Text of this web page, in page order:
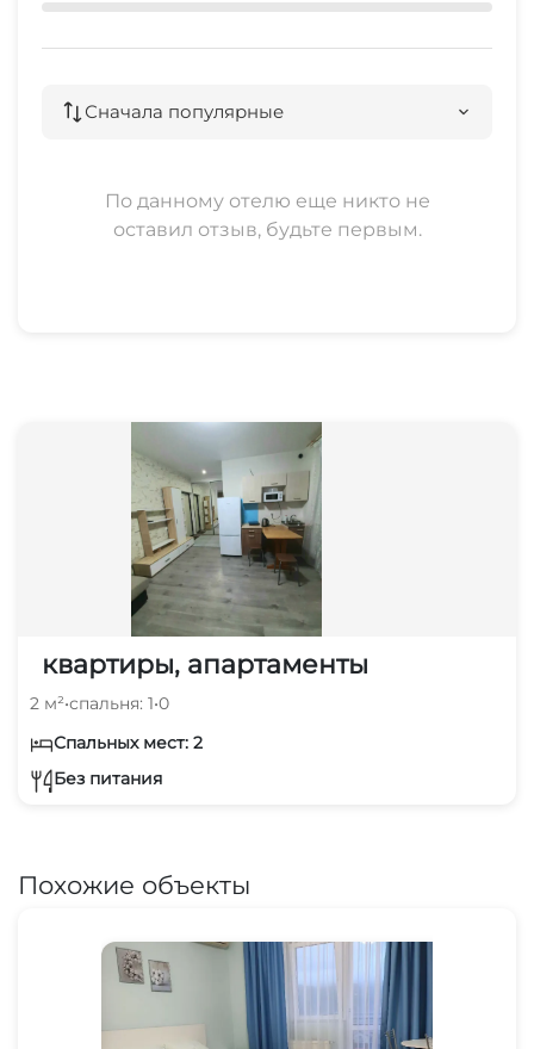
Сначала популярные
По данному отелю еще никто не
оставил отзыв, будьте первым.
квартиры, апартаменты
2 м²•спальня: 1•0
Спальных мест: 2
Без питания
Похожие объекты